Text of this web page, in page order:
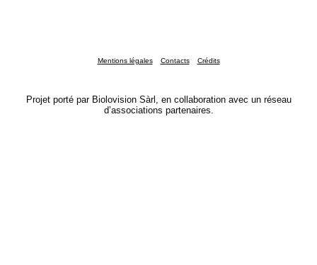
Mentions légales Contacts Crédits
Projet porté par Biolovision Sàrl, en collaboration avec un réseau
d’associations partenaires.